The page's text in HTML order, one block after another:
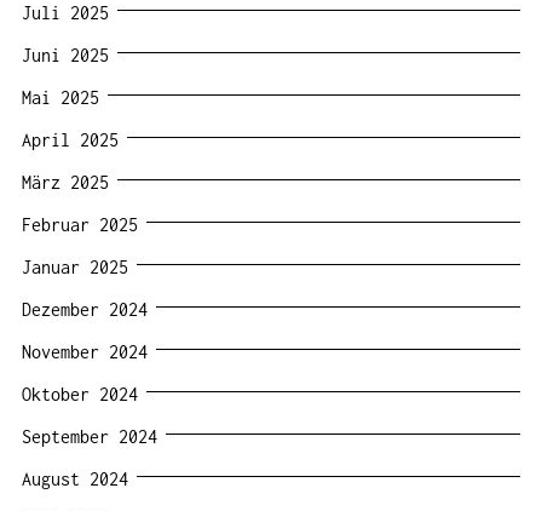
Juli 2025
Juni 2025
Mai 2025
April 2025
März 2025
Februar 2025
Januar 2025
Dezember 2024
November 2024
Oktober 2024
September 2024
August 2024